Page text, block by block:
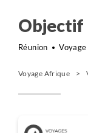
Objectif
Réunion
Voyage Afrique